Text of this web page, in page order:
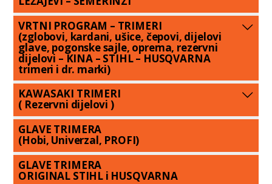
VRTNI PROGRAM – TRIMERI
(zglobovi, kardani, ušice, čepovi, dijelovi
glave, pogonske sajle, oprema, rezervni
dijelovi – KINA – STIHL – HUSQVARNA
trimeri i dr. marki)
KAWASAKI TRIMERI
( Rezervni dijelovi )
GLAVE TRIMERA
(Hobi, Univerzal, PROFI)
GLAVE TRIMERA
ORIGINAL STIHL i HUSQVARNA